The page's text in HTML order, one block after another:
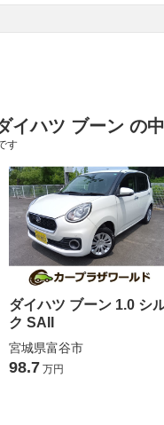
イハツ ブーン の
す
ダイハツ ブーン 1.0 シ
ク SAII
宮城県富谷市
98.7 万円